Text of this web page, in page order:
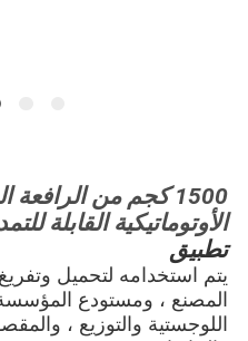
1500 كجم من الرافعة
الأوتوماتيكية القابلة
تطبيق
يتم استخدامه لتحميل
المصنع ، ومستودع
اللوجستية والتوزيع ،